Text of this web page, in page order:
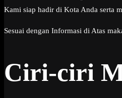
Kami siap hadir di Kota Anda serta
Sesuai dengan Informasi di Atas
Ciri-ciri